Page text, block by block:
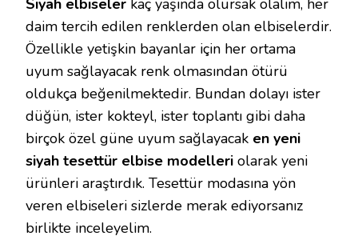
Siyah elbiseler kaç yaşında olursak olalım, her
daim tercih edilen renklerden olan elbiselerdir.
Özellikle yetişkin bayanlar için her ortama
uyum sağlayacak renk olmasından ötürü
oldukça beğenilmektedir. Bundan dolayı ister
düğün, ister kokteyl, ister toplantı gibi daha
birçok özel güne uyum sağlayacak en yeni
siyah tesettür elbise modelleri olarak yeni
ürünleri araştırdık. Tesettür modasına yön
veren elbiseleri sizlerde merak ediyorsanız
birlikte inceleyelim.